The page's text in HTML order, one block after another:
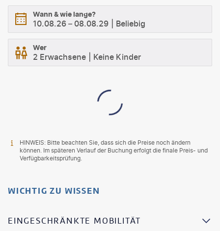
Wann & wie lange?
10.08.26 – 08.08.29 Beliebig
Wer
2 Erwachsene Keine Kinder
HINWEIS: Bitte beachten Sie, dass sich die Preise noch ändern
können. Im späteren Verlauf der Buchung erfolgt die finale Preis- und
Verfügbarkeitsprüfung.
WICHTIG ZU WISSEN
EINGESCHRÄNKTE MOBILITÄT